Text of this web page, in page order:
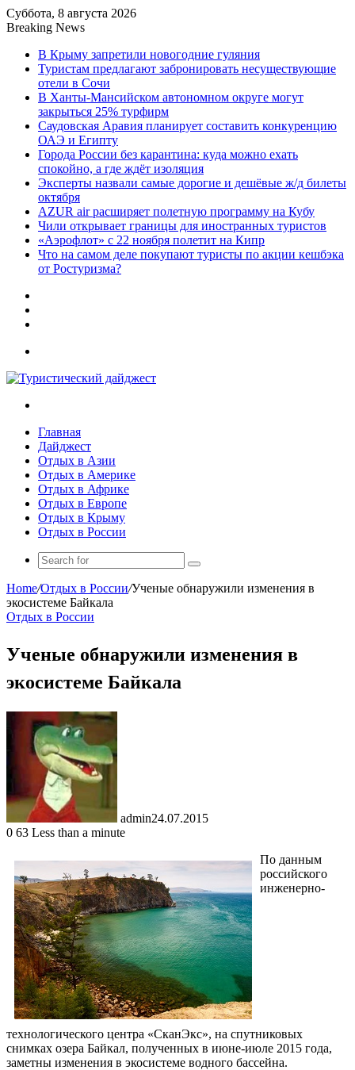
Суббота, 8 августа 2026
Breaking News
В Крыму запретили новогодние гуляния
Туристам предлагают забронировать несуществующие
отели в Сочи
В Ханты-Мансийском автономном округе могут
закрыться 25% турфирм
Саудовская Аравия планирует составить конкуренцию
ОАЭ и Египту
Города России без карантина: куда можно ехать
спокойно, а где ждёт изоляция
Эксперты назвали самые дорогие и дешёвые ж/д билеты
октября
AZUR air расширяет полетную программу на Кубу
Чили открывает границы для иностранных туристов
«Аэрофлот» с 22 ноября полетит на Кипр
Что на самом деле покупают туристы по акции кешбэка
от Ростуризма?
Главная
Дайджест
Отдых в Азии
Отдых в Америке
Отдых в Африке
Отдых в Европе
Отдых в Крыму
Отдых в России
Search
Home/Отдых в России/Ученые обнаружили изменения в
экосистеме Байкала
Отдых в России
Ученые обнаружили изменения в
экосистеме Байкала
admin24.07.2015
0 63 Less than a minute
По данным
российского
инженерно-
технологического центра «СканЭкс», на спутниковых
снимках озера Байкал, полученных в июне-июле 2015 года,
заметны изменения в экосистеме водного бассейна.